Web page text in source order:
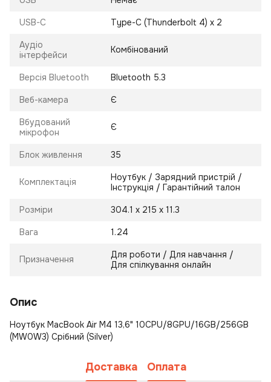
USB-C Type-C (Thunderbolt 4) x 2
Аудіо
інтерфейси
Комбінований
Версія Bluetooth Bluetooth 5.3
Веб-камера Є
Вбудований
мікрофон
Є
Блок живлення 35
Комплектація
Ноутбук / Зарядний пристрій /
Інструкція / Гарантійний талон
Розміри 304.1 х 215 х 11.3
Вага 1.24
Призначення
Для роботи / Для навчання /
Для спілкування онлайн
Опис
Ноутбук MacBook Air M4 13,6" 10CPU/8GPU/16GB/256GB
(MW0W3) Срібний (Silver)
Доставка Оплата